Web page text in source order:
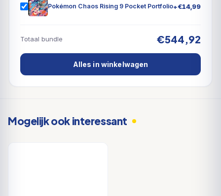
nieuwe avonturen en worden nieuwe horizonten
Pokémon Chaos Rising 9 Pocket Portfolio+€14,99
Totaal bundle €544,92
Alles in winkelwagen
Mogelijk ook interessant